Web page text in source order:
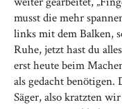
musst die mehr
links mit dem Balken,
Ruhe, jetzt hast du
erst heute beim
als gedacht
Säger, also kratzten